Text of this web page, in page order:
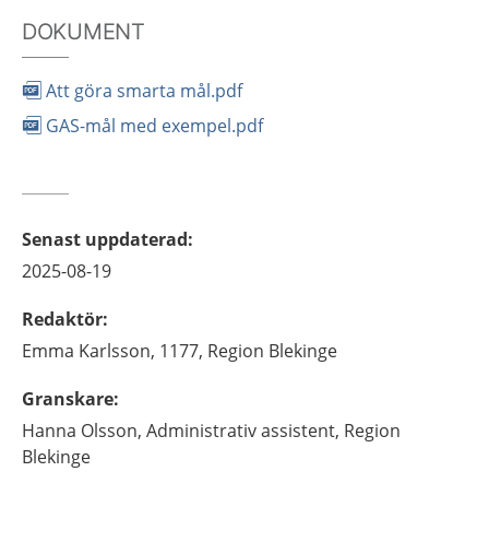
DOKUMENT
Att göra smarta mål.pdf
GAS-mål med exempel.pdf
Senast uppdaterad:
2025-08-19
Redaktör:
Emma Karlsson, 1177, Region Blekinge
Granskare:
Hanna Olsson, Administrativ assistent, Region
Blekinge